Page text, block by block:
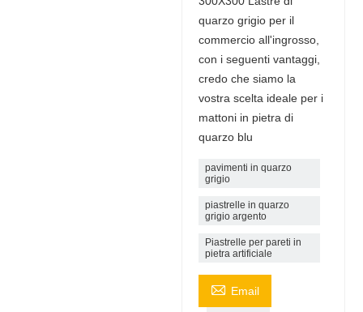
quarzo grigio per il
commercio all'ingrosso,
con i seguenti vantaggi,
credo che siamo la
vostra scelta ideale per i
mattoni in pietra di
quarzo blu
pavimenti in quarzo
grigio
piastrelle in quarzo
grigio argento
Piastrelle per pareti in
pietra artificiale
 Email